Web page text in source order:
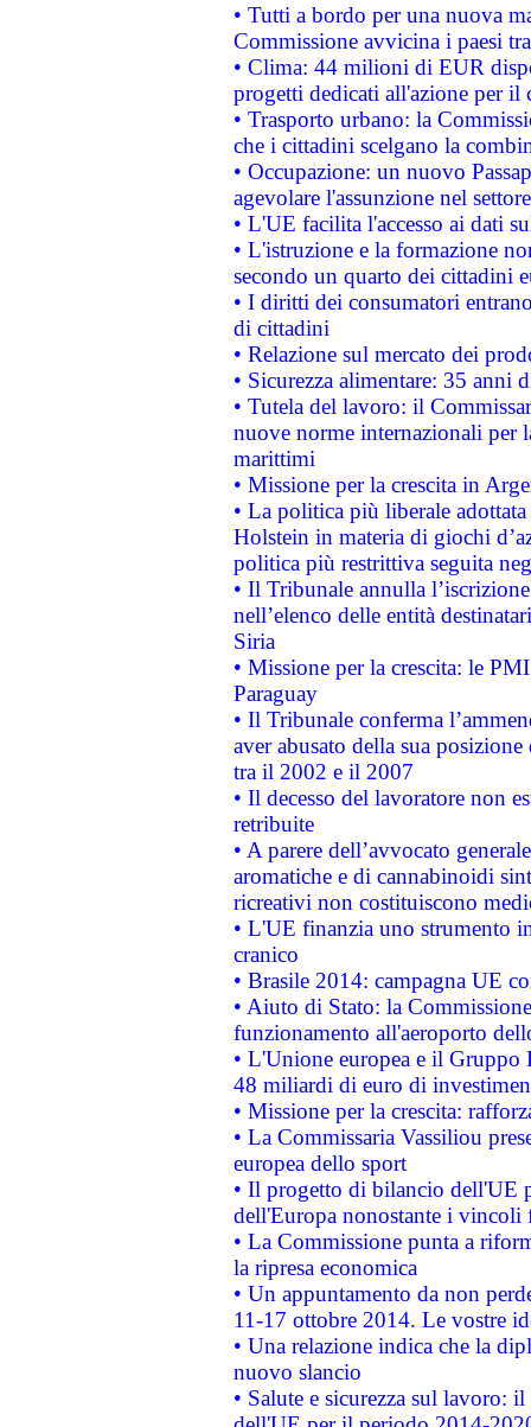
• Tutti a bordo per una nuova
Commissione avvicina i paesi
• Clima: 44 milioni di EUR
progetti dedicati all'azione per il
• Trasporto urbano: la
che i cittadini scelgano la
• Occupazione: un nuovo
agevolare l'assunzione nel
• L'UE facilita l'accesso ai dati
• L'istruzione e la formazione
secondo un quarto dei cittadini
• I diritti dei consumatori
di cittadini
• Relazione sul mercato dei
• Sicurezza alimentare: 35 anni
• Tutela del lavoro: il
nuove norme internazionali per
marittimi
• Missione per la crescita in
• La politica più liberale
Holstein in materia di giochi
politica più restrittiva seguita
• Il Tribunale annulla
nell’elenco delle entità
Siria
• Missione per la crescita: le
Paraguay
• Il Tribunale conferma
aver abusato della sua
tra il 2002 e il 2007
• Il decesso del lavoratore non
retribuite
• A parere dell’avvocato
aromatiche e di cannabinoidi
ricreativi non costituiscono
• L'UE finanzia uno strumento
cranico
• Brasile 2014: campagna UE
• Aiuto di Stato: la
funzionamento all'aeroporto
• L'Unione europea e il
48 miliardi di euro di
• Missione per la crescita:
• La Commissaria Vassiliou
europea dello sport
• Il progetto di bilancio dell'UE
dell'Europa nonostante i vincoli
• La Commissione punta a
la ripresa economica
• Un appuntamento da non
11-17 ottobre 2014. Le vostre
• Una relazione indica che la
nuovo slancio
• Salute e sicurezza sul lavoro: